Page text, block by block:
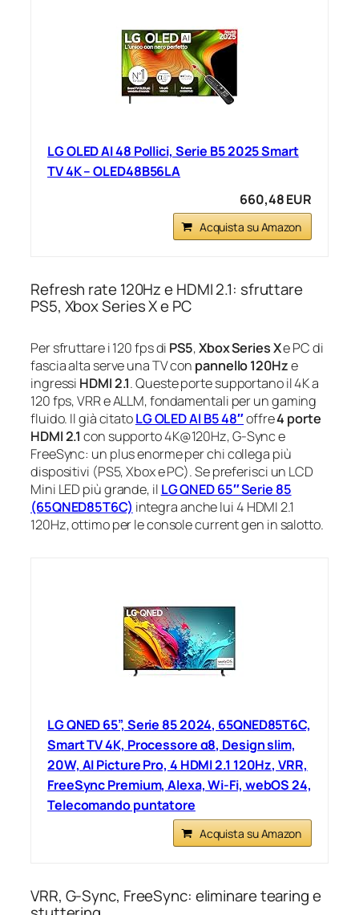
LG OLED AI 48 Pollici, Serie B5 2025 Smart
TV 4K – OLED48B56LA
660,48 EUR
Acquista su Amazon
Refresh rate 120Hz e HDMI 2.1: sfruttare
PS5, Xbox Series X e PC
Per sfruttare i 120 fps di PS5,Xbox Series Xe PC di
fascia alta serve una TV con pannello 120Hze
ingressi HDMI 2.1. Queste porte supportano il 4K a
120 fps, VRR e ALLM, fondamentali per un gaming
fluido. Il già citatoLG OLED AI B5 48″offre4 porte
HDMI 2.1 con supporto 4K@120Hz, G-Sync e
FreeSync: un plus enorme per chi collega più
dispositivi (PS5, Xbox e PC). Se preferisci un LCD
Mini LED più grande, il LG QNED 65″ Serie 85
(65QNED85T6C) integra anche lui 4 HDMI 2.1
120Hz, ottimo per le console current gen in salotto.
LG QNED 65”, Serie 85 2024, 65QNED85T6C,
Smart TV 4K, Processore α8, Design slim,
20W, AI Picture Pro, 4 HDMI 2.1 120Hz, VRR,
FreeSync Premium, Alexa, Wi-Fi, webOS 24,
Telecomando puntatore
Acquista su Amazon
VRR, G-Sync, FreeSync: eliminare tearing e